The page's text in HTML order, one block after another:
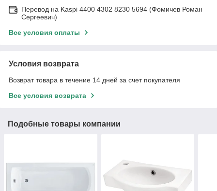
Перевод на Kaspi 4400 4302 8230 5694 (Фомичев Роман
Сергеевич)
Все условия оплаты
Условия возврата
Возврат товара в течение 14 дней за счет покупателя
Все условия возврата
Подобные товары компании